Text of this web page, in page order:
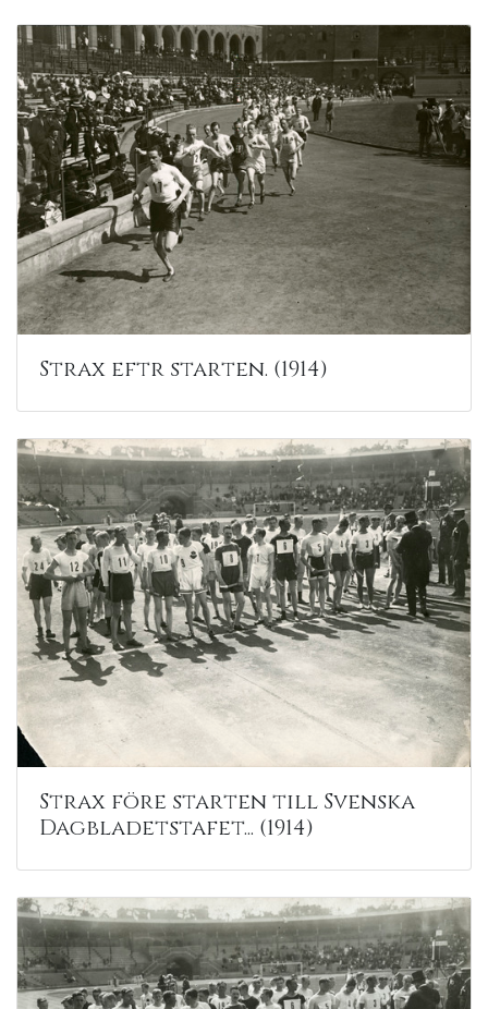
Strax eftr starten. (1914)
Strax före starten till Svenska
Dagbladetstafet... (1914)